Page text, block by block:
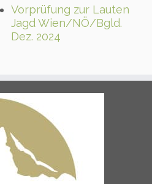
Vorprüfung zur Lauten
Jagd Wien/NÖ/Bgld.
Dez. 2024